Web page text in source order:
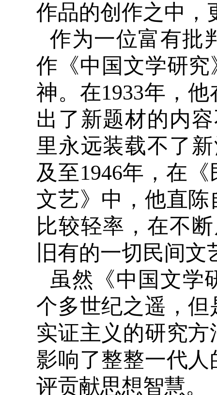
作品的创作之中，
作为一位富有批
作《中国文学研
神。在1933年，
出了新题材的内
里永远装载不了
及至1946年，在
文艺》中，他直
比较轻率，在不
旧有的一切民间
虽然《中国文学
个多世纪之遥，
实证主义的研究
影响了整整一代
评贡献思想智慧。